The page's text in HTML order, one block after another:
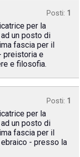
Posti: 1
per la
un posto di
fascia per il
preistoria e
e filosofia.
Posti: 1
per la
un posto di
fascia per il
- presso la